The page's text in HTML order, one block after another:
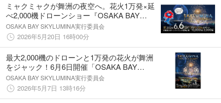
ミャクミャクが舞洲の夜空へ。花火1万発×延
べ2,000機ドローンショー『OSAKA BAY
SKYLUMINA』大阪・関西万博の記憶が息づ
くベイエリアで、特別演出を実施
OSAKA BAY SKYLUMINA実行委員会
2026年5月20日 16時00分
最大2,000機のドローンと1万発の花火が舞洲
をジャック！6月6日開催「OSAKA BAY
SKYLUMINA」。5月9日(土)よりチケット一般
発売を開始！
OSAKA BAY SKYLUMINA実行委員会
2026年5月7日 13時16分